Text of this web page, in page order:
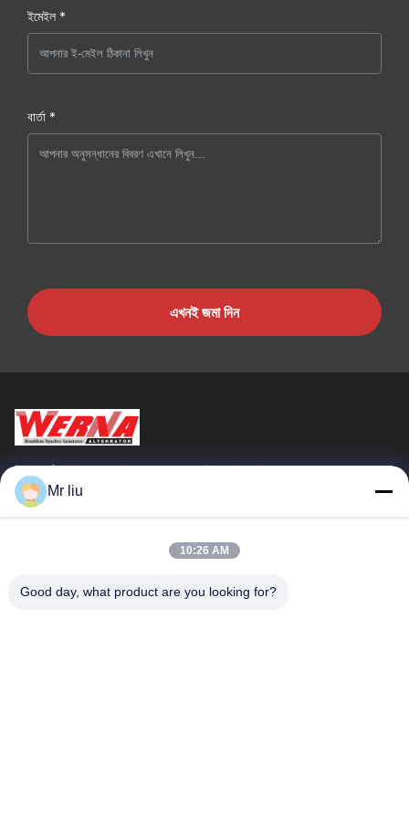
ইমেইল *
বার্তা *
এখনই জমা দিন
Wuxi Werna Alternator Co., Ltd.
গুরুত্বপূর্ণ সংযোগ
পণ্য
কারখানা পরিদর্শন
গুণমান নিয়ন্ত্রণ
Mr liu
10:26 AM
Good day, what product are you looking for?